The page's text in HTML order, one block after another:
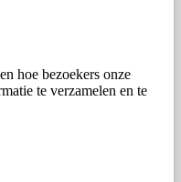
hoe bezoekers onze
te verzamelen en te